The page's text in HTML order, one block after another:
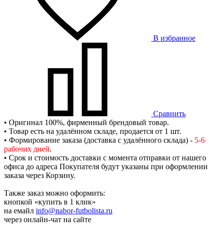
В избранное
Сравнить
• Оригинал 100%, фирменный брендовый товар.
• Товар есть на удалённом складе, продается от 1 шт.
• Формирование заказа (доставка с удалённого склада) - 5-6
рабочих дней.
• Срок и стоимость доставки с момента отправки от нашего
офиса до адреса Покупателя будут указаны при оформлении
заказа через Корзину.
Также заказ можно оформить:
кнопкой «купить в 1 клик»
на емайл info@nabor-futbolista.ru
через онлайн-чат на сайте